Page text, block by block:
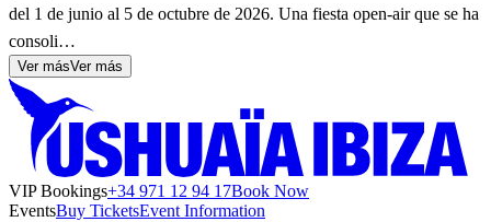
del 1 de junio al 5 de octubre de 2026. Una fiesta open-air que se ha
consoli…
Ver másVer más
VIP Bookings+34 971 12 94 17Book Now
EventsBuy TicketsEvent Information